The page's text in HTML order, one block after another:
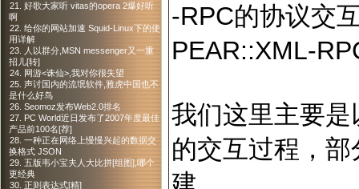
21. 好歌大家听 vitas的opera 2爆好听
啊
22. 给你的网站加速 Squid-Linux下的使
用详解
23. 人以群分,MSN messenger又一重
招儿[转]
24. 网游<诛仙>,我对你很失望
25. 声讨国内的流氓软件,雅虎中国也不
是什么好鸟
26. Seomoz发布Web2.0排名
27. PC World近日发布了2007年度最佳
产品前100名[荐]
28. 一种正在网络上慢慢兴起的数据交
换格式 JSON
29. 五版韦小宝夫人大比拼[组图],哪个
更经典
30. 正则表达式[精]
-RPC的协议交
PEAR::XML-
我们这里主要
的交互过程，